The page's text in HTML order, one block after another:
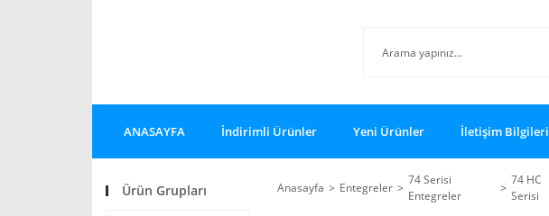
ANASAYFA İndirimli Ürünler Yeni Ürünler İletişim Bilgileri
Ürün Grupları Anasayfa Entegreler
74 Serisi
Entegreler
74 HC
Serisi